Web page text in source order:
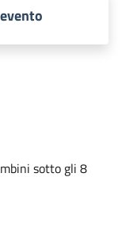
sotto gli 8